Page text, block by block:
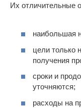
Их отличительные
наибольшая
цели только
получения
сроки и
уточняются;
расходы на